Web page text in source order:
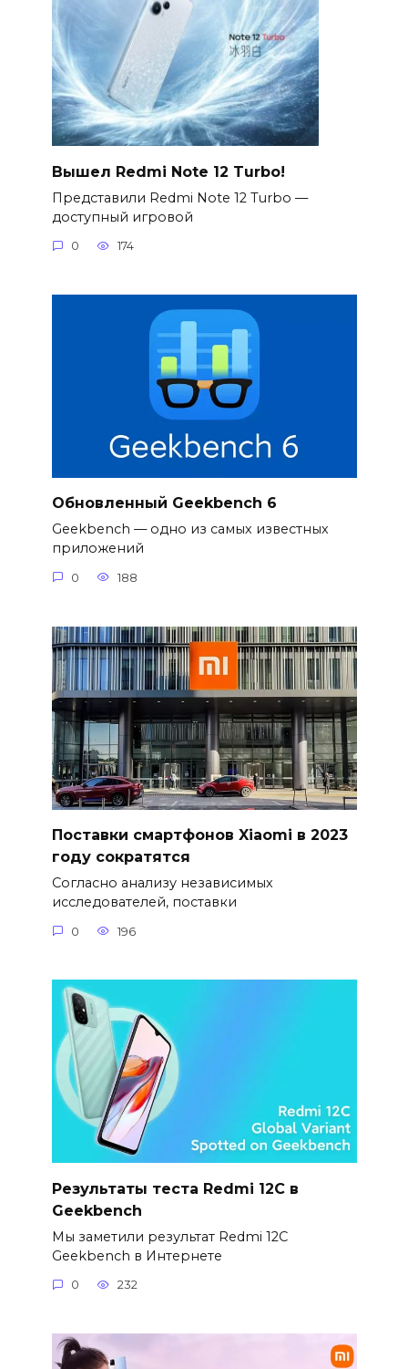
Вышел Redmi Note 12 Turbo!
Представили Redmi Note 12 Turbo —
доступный игровой
0 174
Обновленный Geekbench 6
Geekbench — одно из самых известных
приложений
0 188
Поставки смартфонов Xiaomi в 2023
году сократятся
Согласно анализу независимых
исследователей, поставки
0 196
Результаты теста Redmi 12C в
Geekbench
Мы заметили результат Redmi 12C
Geekbench в Интернете
0 232